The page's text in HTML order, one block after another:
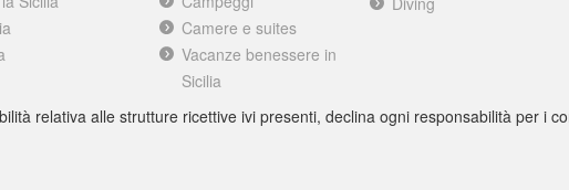
Camere e suites
Vacanze benessere in
Sicilia
relativa alle strutture ricettive ivi presenti, declina ogni responsabilità per i